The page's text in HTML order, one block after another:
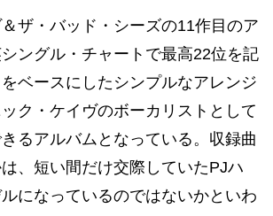
ザ・バッド・シーズの11作目のア
ングル・チャートで最高22位を記
ベースにしたシンプルなアレンジ
ク・ケイヴのボーカリストとして
るアルバムとなっている。収録曲
、短い間だけ交際していたPJハ
になっているのではないかといわ